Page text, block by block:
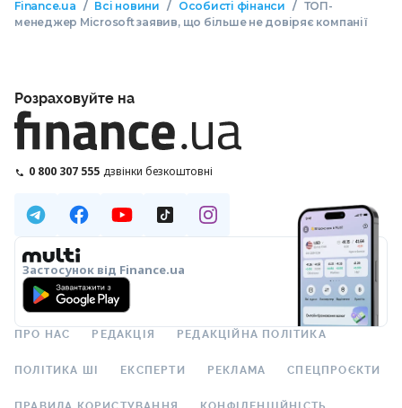
Finance.ua / Всі новини / Особисті фінанси / ТОП-
менеджер Microsoft заявив, що більше не довіряє компанії
Розраховуйте на
0 800 307 555 дзвінки безкоштовні
Застосунок від Finance.ua
ПРО НАС РЕДАКЦІЯ РЕДАКЦІЙНА ПОЛІТИКА
ПОЛІТИКА ШІ ЕКСПЕРТИ РЕКЛАМА СПЕЦПРОЄКТИ